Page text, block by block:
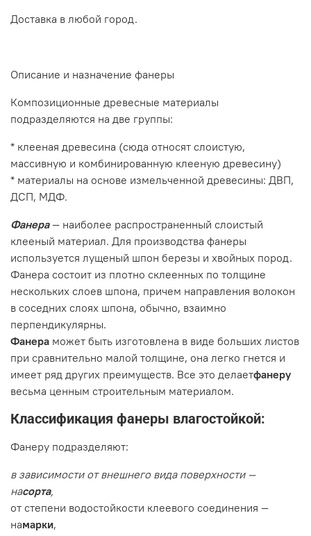
Доставка в любой город.
Описание и назначение фанеры
Композиционные древесные материалы
подразделяются на две группы:
* клееная древесина (сюда относят слоистую,
массивную и комбинированную клееную древесину)
* материалы на основе измельченной древесины: ДВП,
ДСП, МДФ.
Фанера— наиболее распространенный слоистый
клееный материал. Для производства фанеры
используется лущеный шпон березы и хвойных пород.
Фанера состоит из плотно склеенных по толщине
нескольких слоев шпона, причем направления волокон
в соседних слоях шпона, обычно, взаимно
перпендикулярны.
Фанера может быть изготовлена в виде больших листов
при сравнительно малой толщине, она легко гнется и
имеет ряд других преимуществ. Все это делаетфанеру
весьма ценным строительным материалом.
Классификация фанеры влагостойкой:
Фанеру подразделяют:
в зависимости от внешнего вида поверхности —
насорта,
от степени водостойкости клеевого соединения —
намарки,